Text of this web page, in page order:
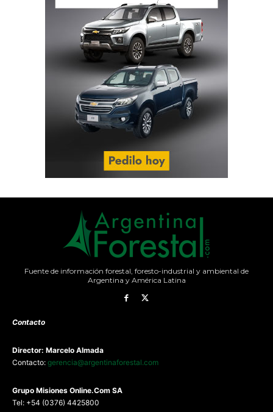
Fuente de información forestal, foresto-industrial y ambiental de
Argentina y América Latina
Contacto
Director: Marcelo Almada
Contacto: gerencia@argentinaforestal.com
Grupo Misiones Online.Com SA
Tel: +54 (0376) 4425800